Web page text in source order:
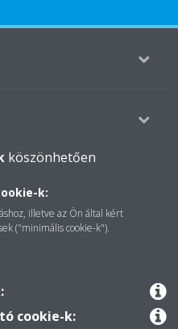
© Daikin
köszönhetően
k:
illetve az Ön által kért
("minimális cookie-k").
cookie-k: